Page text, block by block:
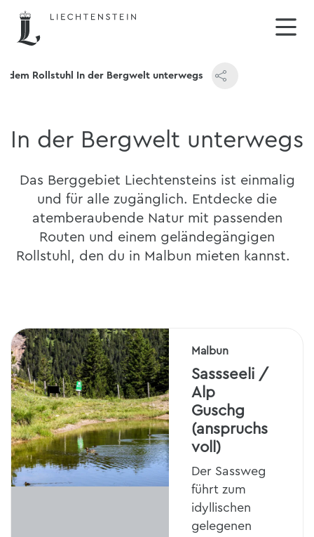
dem Rollstuhl In der Bergwelt unterwegs
In der Bergwelt unterwegs
Das Berggebiet Liechtensteins ist einmalig
und für alle zugänglich. Entdecke die
atemberaubende Natur mit passenden
Routen und einem geländegängigen
Rollstuhl, den du in Malbun mieten kannst.
Malbun
Sassseeli /
Alp
Guschg
(anspruchs
voll)
Der Sassweg
führt zum
idyllischen
gelegenen